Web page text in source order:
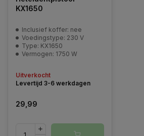
KX1650
Inclusief koffer: nee
Voedingstype: 230 V
Type: KX1650
Vermogen: 1750 W
Uitverkocht
Levertijd 3-6 werkdagen
29,99